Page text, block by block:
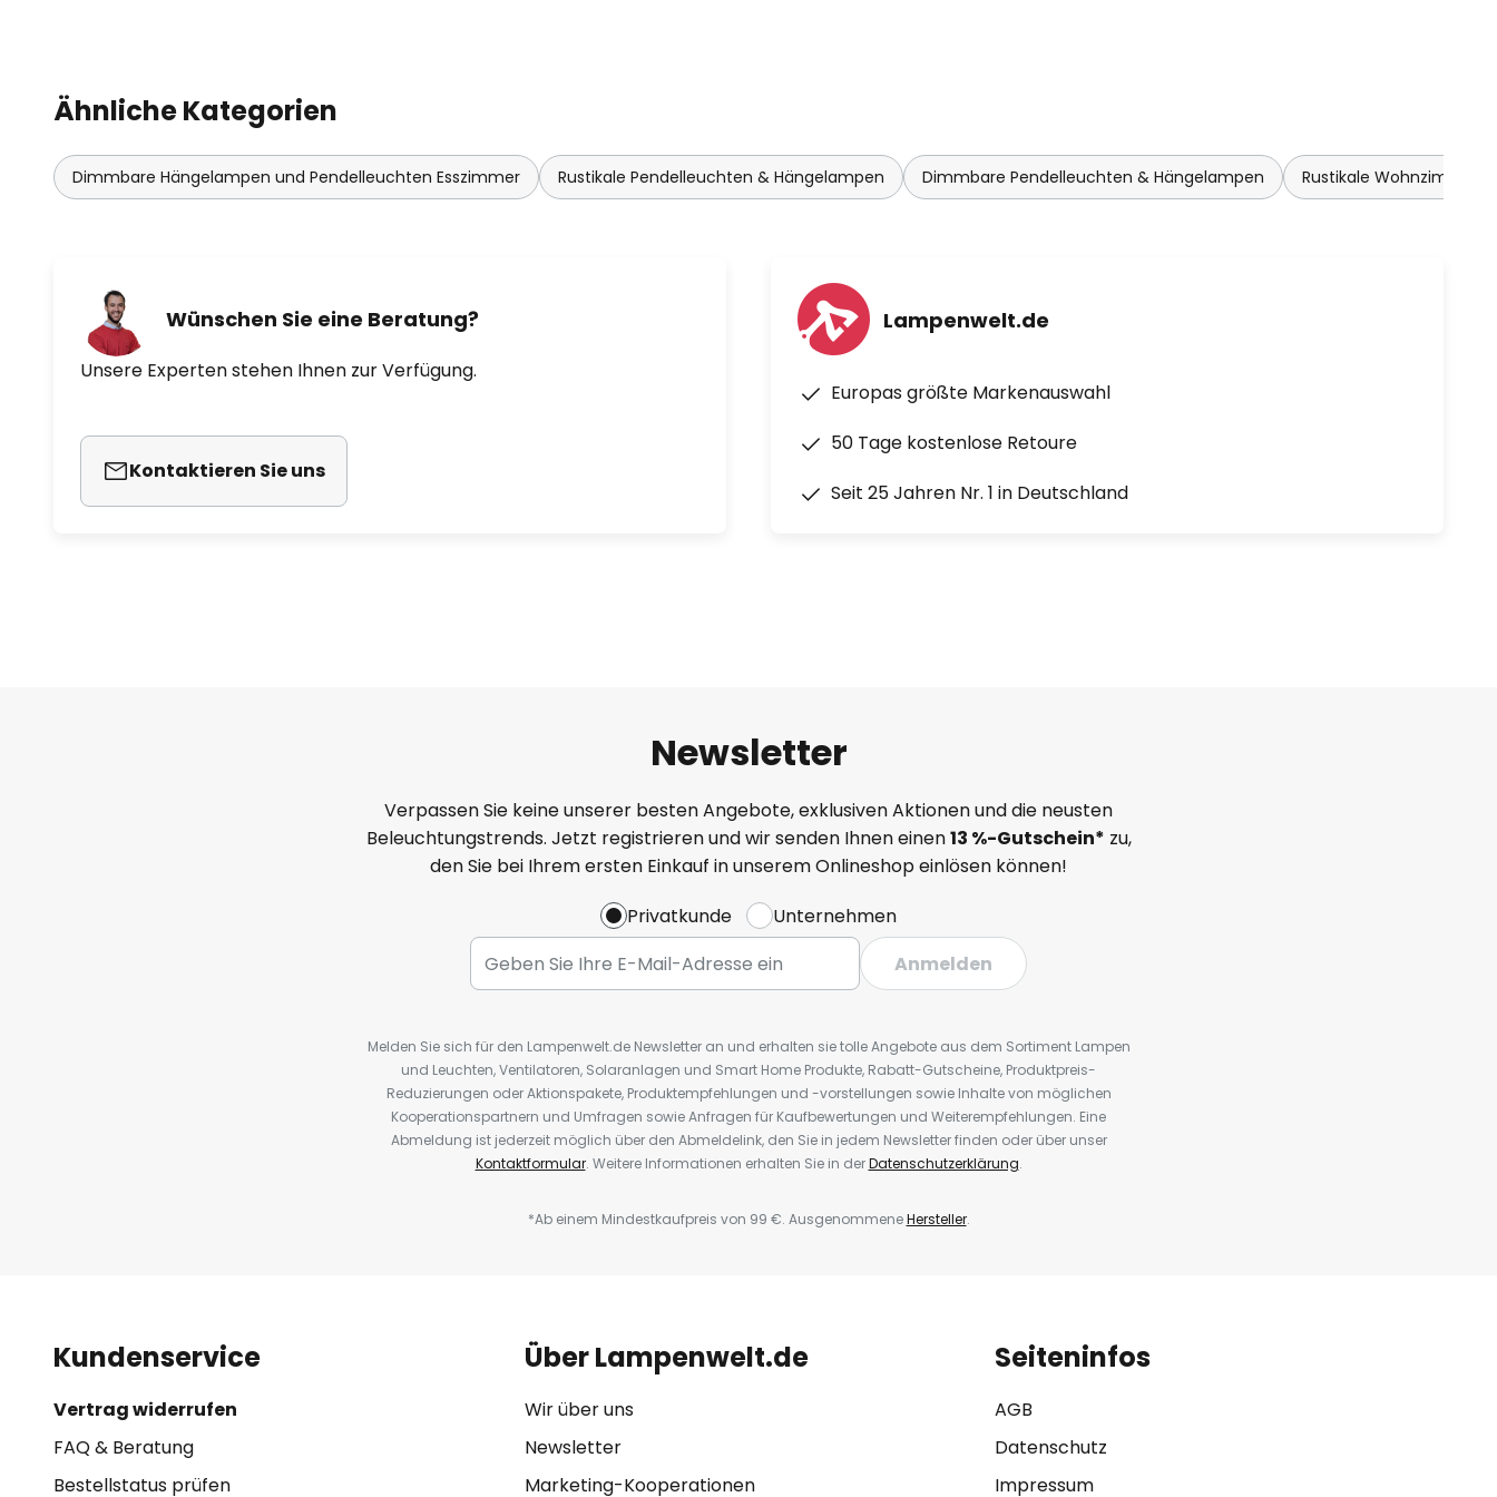
Ähnliche Kategorien
Dimmbare Hängelampen und Pendelleuchten Esszimmer Rustikale Pendelleuchten & Hängelampen Dimmbare Pendelleuchten & Hängelampen Rustikale Wohnzimmer
Wünschen Sie eine Beratung?
Unsere Experten stehen Ihnen zur Verfügung.
Kontaktieren Sie uns
Lampenwelt.de
Europas größte Markenauswahl
50 Tage kostenlose Retoure
Seit 25 Jahren Nr. 1 in Deutschland
Newsletter
Verpassen Sie keine unserer besten Angebote, exklusiven Aktionen und die neusten
Beleuchtungstrends. Jetzt registrieren und wir senden Ihnen einen13 %-Gutschein* zu,
den Sie bei Ihrem ersten Einkauf in unserem Onlineshop einlösen können!
Privatkunde
Unternehmen
Anmelden
Melden Sie sich für den Lampenwelt.de Newsletter an und erhalten sie tolle Angebote aus dem Sortiment Lampen
und Leuchten, Ventilatoren, Solaranlagen und Smart Home Produkte, Rabatt-Gutscheine, Produktpreis-
Reduzierungen oder Aktionspakete, Produktempfehlungen und -vorstellungen sowie Inhalte von möglichen
Kooperationspartnern und Umfragen sowie Anfragen für Kaufbewertungen und Weiterempfehlungen. Eine
Abmeldung ist jederzeit möglich über den Abmeldelink, den Sie in jedem Newsletter finden oder über unser
Kontaktformular. Weitere Informationen erhalten Sie in derDatenschutzerklärung.
*Ab einem Mindestkaufpreis von 99 €. AusgenommeneHersteller.
Kundenservice
Vertrag widerrufen
FAQ & Beratung
Bestellstatus prüfen
Über Lampenwelt.de
Wir über uns
Newsletter
Marketing-Kooperationen
Seiteninfos
AGB
Datenschutz
Impressum